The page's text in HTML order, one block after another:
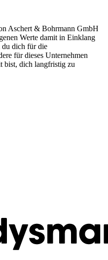
Aschert & Bohrmann GmbH
Werte damit in Einklang
du dich für die
für dieses Unternehmen
bist, dich langfristig zu